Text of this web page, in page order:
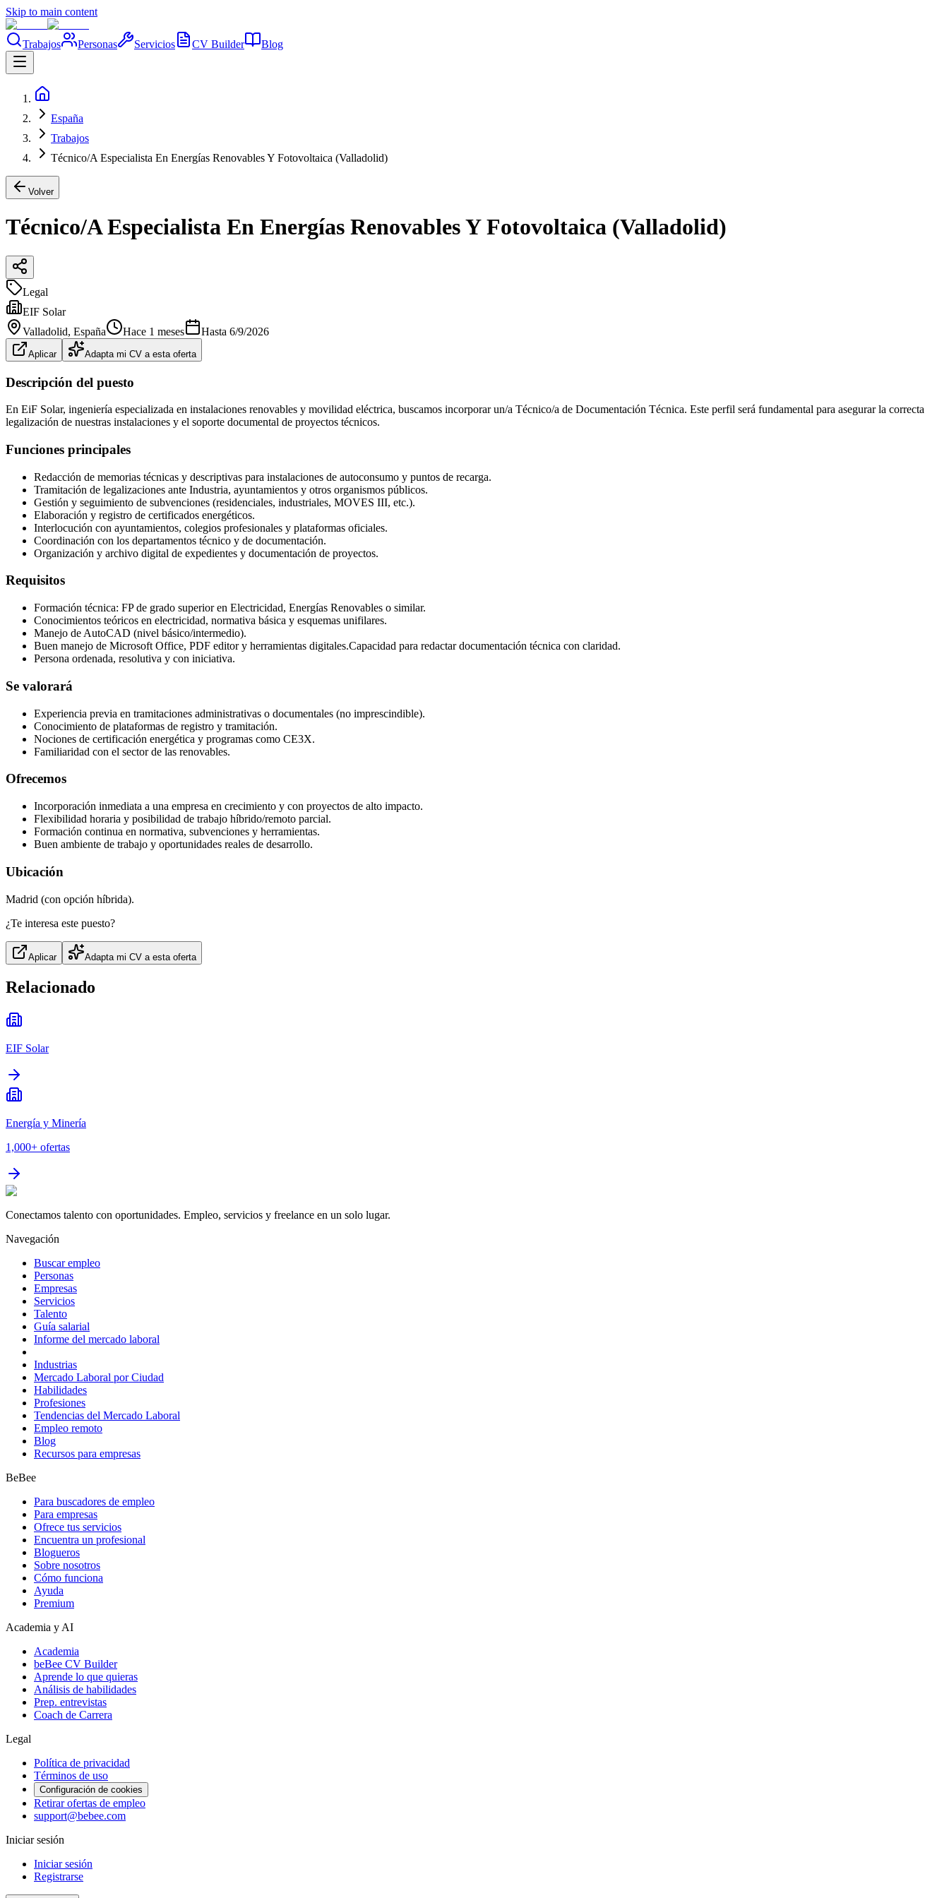
Skip to main content
Trabajos Personas Servicios CV Builder Blog
España
Trabajos
Técnico/A Especialista En Energías Renovables Y Fotovoltaica (Valladolid)
Volver
Técnico/A Especialista En Energías Renovables Y Fotovoltaica (Valladolid)
Legal
EIF Solar
Valladolid, España Hace 1 meses Hasta 6/9/2026
Aplicar Adapta mi CV a esta oferta
Descripción del puesto
En EiF Solar, ingeniería especializada en instalaciones renovables y movilidad eléctrica, buscamos incorporar un/a Técnico/a de Documentación Técnica. Este perfil será fundamental para asegurar la correcta
legalización de nuestras instalaciones y el soporte documental de proyectos técnicos.
Funciones principales
Redacción de memorias técnicas y descriptivas para instalaciones de autoconsumo y puntos de recarga.
Tramitación de legalizaciones ante Industria, ayuntamientos y otros organismos públicos.
Gestión y seguimiento de subvenciones (residenciales, industriales, MOVES III, etc.).
Elaboración y registro de certificados energéticos.
Interlocución con ayuntamientos, colegios profesionales y plataformas oficiales.
Coordinación con los departamentos técnico y de documentación.
Organización y archivo digital de expedientes y documentación de proyectos.
Requisitos
Formación técnica: FP de grado superior en Electricidad, Energías Renovables o similar.
Conocimientos teóricos en electricidad, normativa básica y esquemas unifilares.
Manejo de AutoCAD (nivel básico/intermedio).
Buen manejo de Microsoft Office, PDF editor y herramientas digitales.Capacidad para redactar documentación técnica con claridad.
Persona ordenada, resolutiva y con iniciativa.
Se valorará
Experiencia previa en tramitaciones administrativas o documentales (no imprescindible).
Conocimiento de plataformas de registro y tramitación.
Nociones de certificación energética y programas como CE3X.
Familiaridad con el sector de las renovables.
Ofrecemos
Incorporación inmediata a una empresa en crecimiento y con proyectos de alto impacto.
Flexibilidad horaria y posibilidad de trabajo híbrido/remoto parcial.
Formación continua en normativa, subvenciones y herramientas.
Buen ambiente de trabajo y oportunidades reales de desarrollo.
Ubicación
Madrid (con opción híbrida).
¿Te interesa este puesto?
Aplicar Adapta mi CV a esta oferta
Relacionado
EIF Solar
Energía y Minería
1,000+ ofertas
Conectamos talento con oportunidades. Empleo, servicios y freelance en un solo lugar.
Navegación
Buscar empleo
Personas
Empresas
Servicios
Talento
Guía salarial
Informe del mercado laboral
Industrias
Mercado Laboral por Ciudad
Habilidades
Profesiones
Tendencias del Mercado Laboral
Empleo remoto
Blog
Recursos para empresas
BeBee
Para buscadores de empleo
Para empresas
Ofrece tus servicios
Encuentra un profesional
Blogueros
Sobre nosotros
Cómo funciona
Ayuda
Premium
Academia y AI
Academia
beBee CV Builder
Aprende lo que quieras
Análisis de habilidades
Prep. entrevistas
Coach de Carrera
Legal
Política de privacidad
Términos de uso
Configuración de cookies
Retirar ofertas de empleo
support@bebee.com
Iniciar sesión
Iniciar sesión
Registrarse